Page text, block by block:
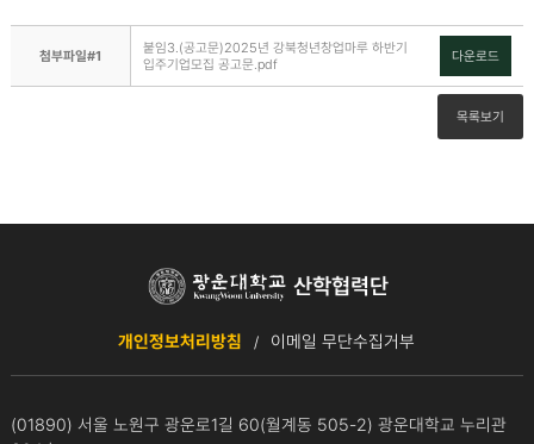
첨부파일#1
붙임3.(공고문)2025년 강북청년창업마루 하반기
입주기업모집 공고문.pdf
다운로드
목록보기
개인정보처리방침 이메일 무단수집거부
(01890) 서울 노원구 광운로1길 60(월계동 505-2) 광운대학교 누리관